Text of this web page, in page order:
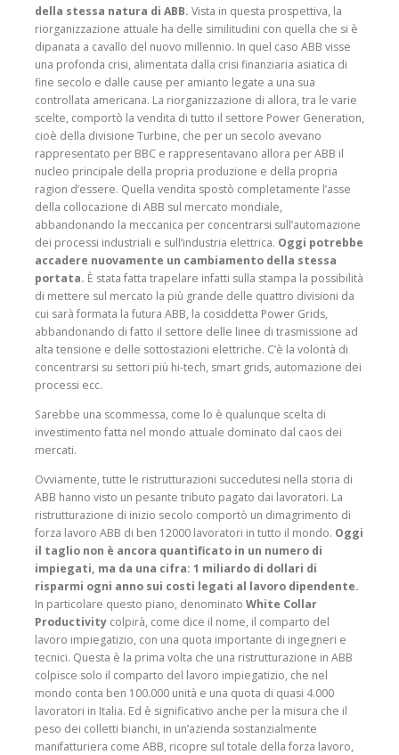
della stessa natura di ABB. Vista in questa pro­spettiva, la
riorganizzazione attuale ha delle similitudini con quella che si è
dipanata a cavallo del nuovo millennio. In quel caso ABB visse
una profonda crisi, alimentata dalla crisi finanziaria asiatica di
fine secolo e dalle cause per amianto legate a una sua
controllata americana. La riorganizzazione di allora, tra le varie
scelte, comportò la vendita di tutto il settore Power Generation,
cioè della divisione Turbine, che per un secolo avevano
rappresen­tato per BBC e rappresenta­vano allora per ABB il
nucleo principale della propria pro­duzione e della propria
ragion d’essere. Quella ven­dita spostò completamente l’asse
della collocazione di ABB sul mercato mondiale,
abbandonando la meccanica per concentrarsi sull’automa­zione
dei processi industriali e sull’industria elettrica. Oggi potrebbe
accadere nuovamente un cambia­mento della stessa
portata. È stata fatta trapelare infatti sulla stampa la possibilità
di mettere sul mercato la più grande delle quattro divi­sioni da
cui sarà formata la futura ABB, la cosiddetta Power Grids,
abbandonando di fatto il settore delle linee di trasmissione ad
alta ten­sione e delle sottostazioni elettriche. C’è la volontà di
concentrarsi su settori più hi-tech, smart grids, automa­zione dei
processi ecc.
Sarebbe una scommessa, come lo è qualunque scelta di
investimento fatta nel mondo attuale dominato dal caos dei
mercati.
Ovviamente, tutte le ristrutturazioni succe­dutesi nella storia di
ABB hanno visto un pesante tri­buto pagato dai lavoratori. La
ristrutturazione di inizio secolo comportò un dimagri­mento di
forza lavoro ABB di ben 12000 lavoratori in tutto il mondo. Oggi
il taglio non è ancora quantificato in un numero di
impiegati, ma da una cifra: 1 miliardo di dol­lari di
risparmi ogni anno sui costi legati al lavoro dipen­dente.
In particolare que­sto piano, denominato White Collar
Productivity colpirà, come dice il nome, il com­parto del
lavoro impiegatizio, con una quota importante di ingegneri e
tecnici. Que­sta è la prima volta che una ristrutturazione in ABB
col­pisce solo il comparto del lavoro impiegatizio, che nel
mondo conta ben 100.000 unità e una quota di quasi 4.000
lavoratori in Italia. Ed è significativo anche per la misura che il
peso dei colletti bianchi, in un’azienda sostan­zialmente
manifatturiera come ABB, ricopre sul totale della forza lavoro,